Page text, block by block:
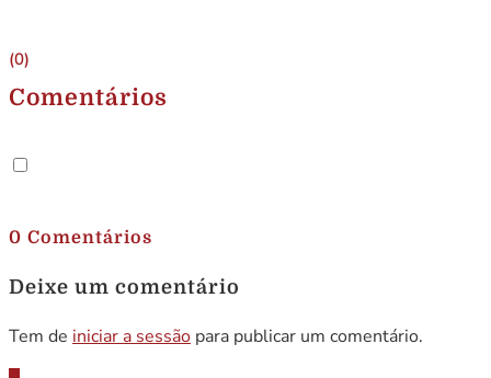
(0)
Comentários
0 Comentários
Deixe um comentário
Tem de iniciar a sessão para publicar um comentário.